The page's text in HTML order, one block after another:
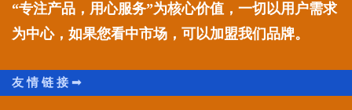
“专注产品，用心服务”为核心价值，一切以用户需求
为中心，如果您看中市场，可以加盟我们品牌。